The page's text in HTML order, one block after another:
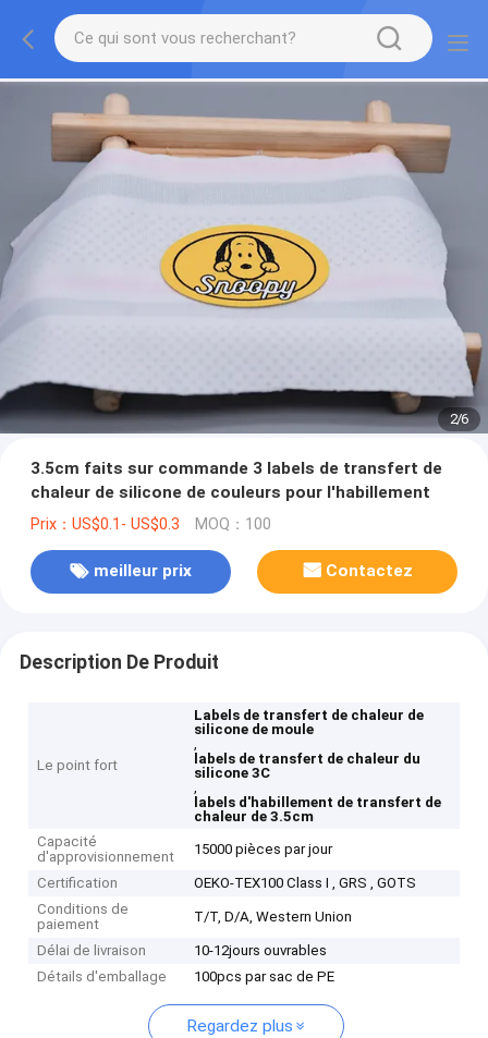
2/6
3.5cm faits sur commande 3 labels de transfert de
chaleur de silicone de couleurs pour l'habillement
Prix：US$0.1- US$0.3 MOQ：100
meilleur prix Contactez
Description De Produit
Le point fort
Labels de transfert de chaleur de
silicone de moule
,
labels de transfert de chaleur du
silicone 3C
,
labels d'habillement de transfert de
chaleur de 3.5cm
Capacité
d'approvisionnement
15000 pièces par jour
Certification
OEKO-TEX100 Class I , GRS , GOTS
Conditions de
paiement
T/T, D/A, Western Union
Délai de livraison
10-12jours ouvrables
Détails d'emballage
100pcs par sac de PE
Regardez plus